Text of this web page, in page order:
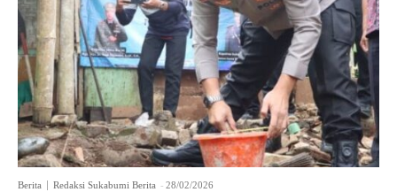
Berita Redaksi Sukabumi Berita - 28/02/2026